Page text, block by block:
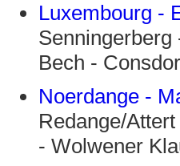
Luxembourg -
Bech -
Noerdange -
Redange/
- Wolwener